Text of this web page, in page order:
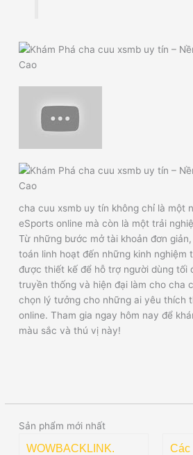
cha cuu xsmb uy tín không chỉ là một
eSports online mà còn là một trải
Từ những bước mở tài khoản đơn
toán linh hoạt đến những kinh nghiệm
được thiết kế để hỗ trợ người dùng tối
truyền thống và hiện đại làm cho cha
chọn lý tưởng cho những ai yêu thích
online. Tham gia ngay hôm nay để
màu sắc và thú vị này!
Sản phẩm mới nhất
WOWBACKLINK.
Các